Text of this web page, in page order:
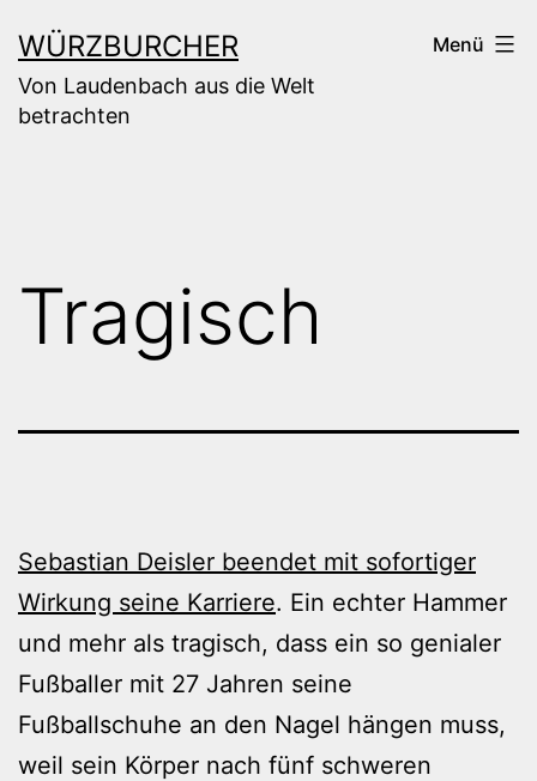
Inhalt
springen
WÜRZBURCHER
Von Laudenbach aus die Welt
betrachten
Menü
Tragisch
Sebastian Deisler beendet mit sofortiger
Wirkung seine Karriere. Ein echter Hammer
und mehr als tragisch, dass ein so genialer
Fußballer mit 27 Jahren seine
Fußballschuhe an den Nagel hängen muss,
weil sein Körper nach fünf schweren